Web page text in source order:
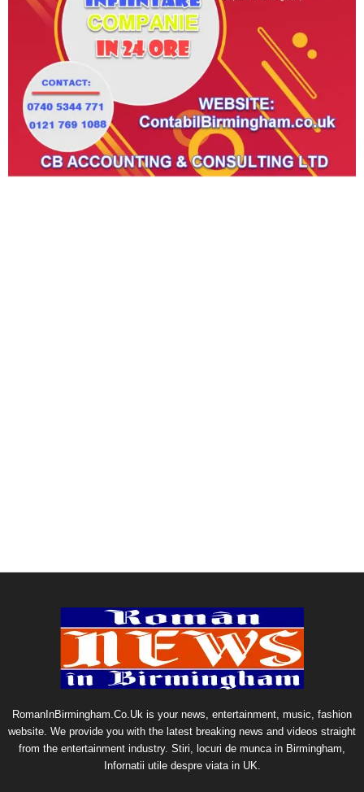
RomanInBirmingham.Co.Uk is your news, entertainment, music, fashion
website. We provide you with the latest breaking news and videos straight
from the entertainment industry. Stiri, locuri de munca in Birmingham,
Infornatii utile despre viata in UK.